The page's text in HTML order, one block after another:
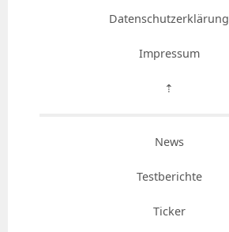
Datenschutzerklärung
Impressum
⇡
News
Testberichte
Ticker